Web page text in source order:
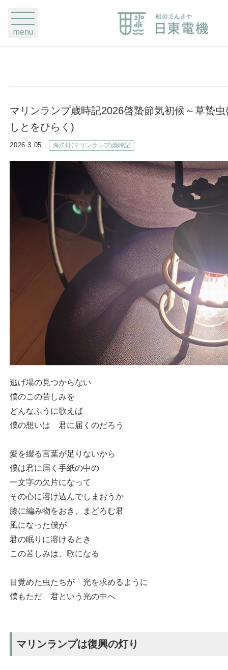
menu
マリンランプ歳時記2026啓蟄節気初候～草蟄
しとをひらく)
2026.3.05 海洋灯(マリンランプ)歳時記
逃げ場の見つからない
僕のこの苦しみを
どんなふうに歌えば
僕の想いは 君に届くのだろう
愛を綴る言葉が足りないから
僕は君に届く手紙の中の
一文字の欠片になって
その心に溶け込んでしまおうか
膝に編み物をおき、まどろむ君
風になった僕が
君の眠りに溶けるとき
この苦しみは、歌になる
目覚めた虫たちが 光を求めるように
僕もただ 君という光の中へ
マリンランプは復興の灯り